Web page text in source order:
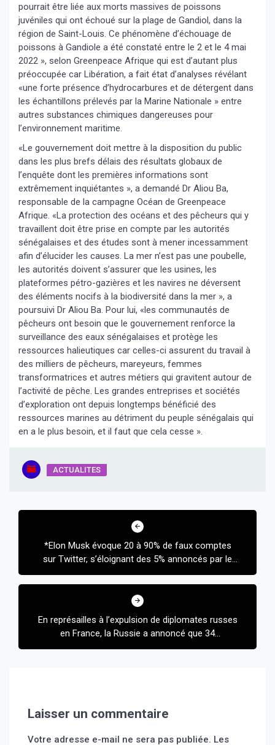
pourrait être liée aux morts massives de poissons
juvéniles qui ont échoué sur la plage de Gandiol, dans la
région de Saint-Louis. Ce phénomène d’échouage de
poissons à Gandiole a été constaté entre le 2 et le 4 mai
2022 », selon Greenpeace Afrique qui est d’autant plus
préoccupée car Libération, a fait état d’analyses révélant
«une forte présence d’hydrocarbures et de détergent dans
les échantillons prélevés par la Marine Nationale » entre
autres substances chimiques dangereuses pour
l’environnement maritime.
«Le gouvernement doit mettre à la disposition du public
dans les plus brefs délais des résultats globaux de
l’enquête dont les premières informations sont
extrêmement inquiétantes », a demandé Dr Aliou Ba,
responsable de la campagne Océan de Greenpeace
Afrique. «La protection des océans et des pêcheurs qui y
travaillent doit être prise en compte par les autorités
sénégalaises et des études sont à mener incessamment
afin d’élucider les causes. La mer n’est pas une poubelle,
les autorités doivent s’assurer que les usines, les
plateformes pétro-gazières et les navires ne déversent
des éléments nocifs à la biodiversité dans la mer », a
poursuivi Dr Aliou Ba. Pour lui, «les communautés de
pêcheurs ont besoin que le gouvernement renforce la
surveillance des eaux sénégalaises et protège les
ressources halieutiques car celles-ci assurent du travail à
des milliers de pêcheurs, mareyeurs, femmes
transformatrices et autres métiers qui gravitent autour de
l’activité de pêche. Les grandes entreprises et sociétés
d’exploration ont depuis longtemps bénéficié des
ressources marines au détriment du peuple sénégalais qui
en a le plus besoin, et il faut que cela cesse ».
ACTUALITES
Navigation
l’article*Elon Musk évoque 20 à 90% de faux comptes
sur Twitter, s’éloignant des 5% annoncés par le
réseau social.*
En représailles à l’expulsion de diplomates russes
en France, la Russie a annoncé que 34
diplomates français devraient quitter son
Laisser un commentaire
Votre adresse e-mail ne sera pas publiée. Les